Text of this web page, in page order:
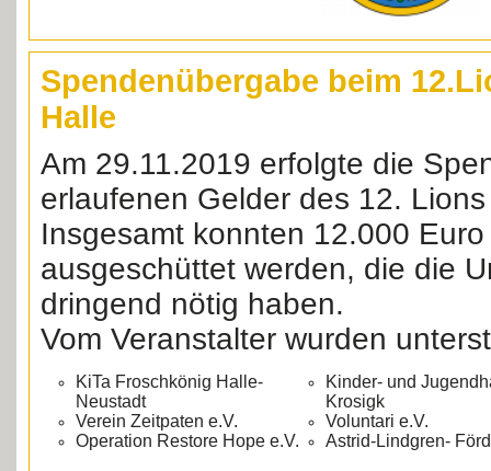
Spendenübergabe beim
Halle
Am 29.11.2019 erfolgte die
erlaufenen Gelder des 12.
Insgesamt konnten 12.000
ausgeschüttet werden, die die
dringend nötig haben.
Vom Veranstalter wurden
KiTa Froschkönig Halle-
Neustadt
Verein Zeitpaten e.V.
Operation Restore Hope e.V.
Kinder- und
Krosigk
Voluntari e.V.
Astrid-Lindgren-